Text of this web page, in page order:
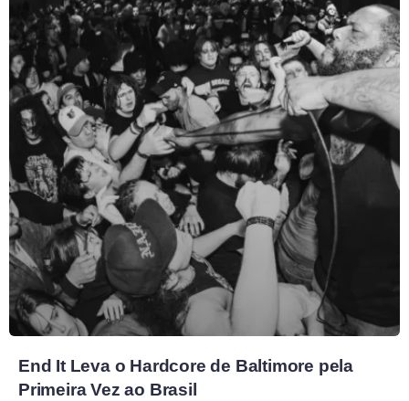
End It Leva o Hardcore de Baltimore pela
Primeira Vez ao Brasil